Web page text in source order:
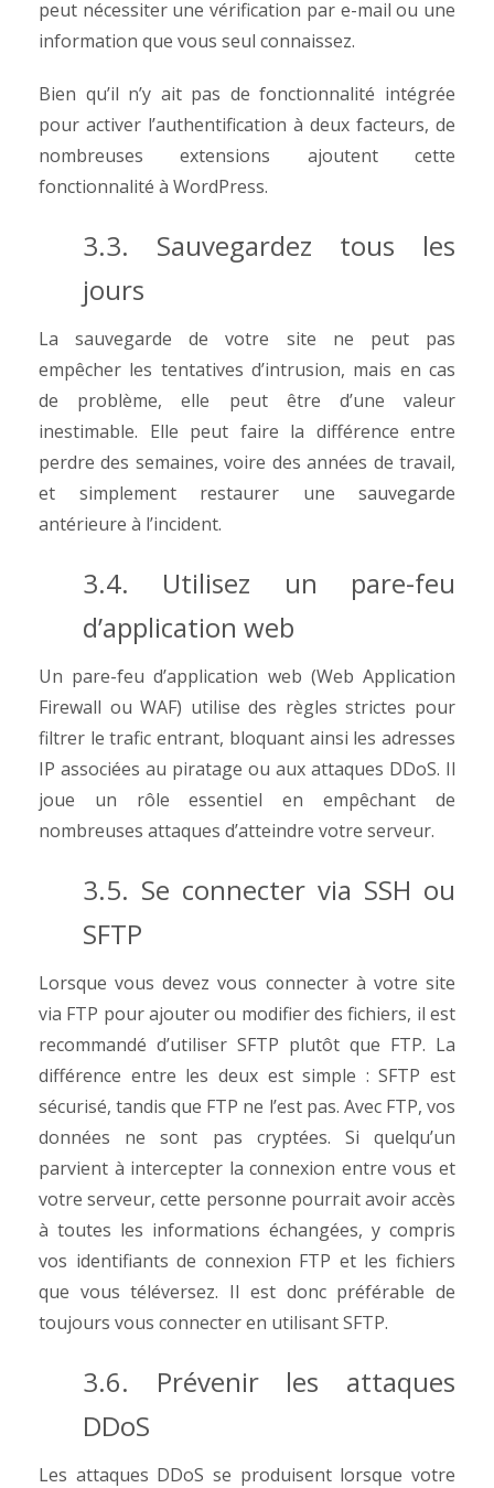
peut nécessiter une vérification par e-mail ou une
information que vous seul connaissez.
Bien qu’il n’y ait pas de fonctionnalité intégrée
pour activer l’authentification à deux facteurs, de
nombreuses extensions ajoutent cette
fonctionnalité à WordPress.
3.3. Sauvegardez tous les
jours
La sauvegarde de votre site ne peut pas
empêcher les tentatives d’intrusion, mais en cas
de problème, elle peut être d’une valeur
inestimable. Elle peut faire la différence entre
perdre des semaines, voire des années de travail,
et simplement restaurer une sauvegarde
antérieure à l’incident.
3.4. Utilisez un pare-feu
d’application web
Un pare-feu d’application web (Web Application
Firewall ou WAF) utilise des règles strictes pour
filtrer le trafic entrant, bloquant ainsi les adresses
IP associées au piratage ou aux attaques DDoS. Il
joue un rôle essentiel en empêchant de
nombreuses attaques d’atteindre votre serveur.
3.5. Se connecter via SSH ou
SFTP
Lorsque vous devez vous connecter à votre site
via FTP pour ajouter ou modifier des fichiers, il est
recommandé d’utiliser SFTP plutôt que FTP. La
différence entre les deux est simple : SFTP est
sécurisé, tandis que FTP ne l’est pas. Avec FTP, vos
données ne sont pas cryptées. Si quelqu’un
parvient à intercepter la connexion entre vous et
votre serveur, cette personne pourrait avoir accès
à toutes les informations échangées, y compris
vos identifiants de connexion FTP et les fichiers
que vous téléversez. Il est donc préférable de
toujours vous connecter en utilisant SFTP.
3.6. Prévenir les attaques
DDoS
Les attaques DDoS se produisent lorsque votre